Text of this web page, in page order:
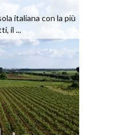
italiana con la più
il ...